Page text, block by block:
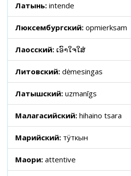
Латынь: intende
Люксембургский: opmierksam
Лаосский: ເອົາໃຈໃສ່
Литовский: dėmesingas
Латышский: uzmanīgs
Малагасийский: hihaino tsara
Марийский: тӱткын
Маори: attentive